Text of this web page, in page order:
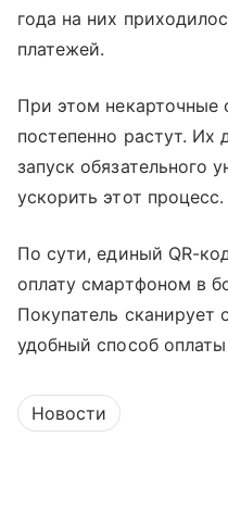
года на них
платежей.
При этом некарточные
постепенно растут. Их
запуск обязательного
ускорить этот процесс.
По сути, единый QR-
оплату смартфоном в
Покупатель сканирует
удобный способ
Новости